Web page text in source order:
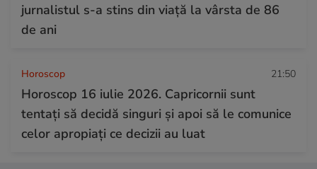
jurnalistul s-a stins din viață la vârsta de 86
de ani
Horoscop 21:50
Horoscop 16 iulie 2026. Capricornii sunt
tentați să decidă singuri și apoi să le comunice
celor apropiați ce decizii au luat